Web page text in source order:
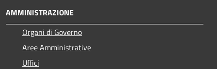
AMMINISTRAZIONE
Organi di Governo
Aree Amministrative
Uffici